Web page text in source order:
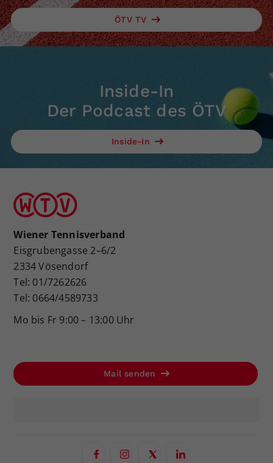
ÖTV TV
Inside-In
Der Podcast des ÖTV
Inside-In
Wiener Tennisverband
Eisgrubengasse 2–6/2
2334 Vösendorf
Tel: 01/7262626
Tel: 0664/4589733
Mo bis Fr 9:00 – 13:00 Uhr
Mail senden